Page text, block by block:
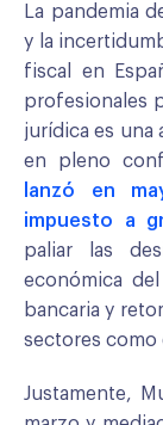
La pandemia
y la
fiscal en
profesionales
jurídica es una
en pleno
lanzó en
impuesto a
paliar las
económica
bancaria y
sectores como
Justamente,